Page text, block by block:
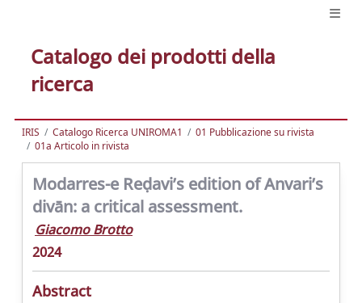
Catalogo dei prodotti della
ricerca
IRIS Catalogo Ricerca UNIROMA1
01 Pubblicazione su rivista
01a Articolo in rivista
Modarres-e Reḍavi’s edition of Anvari’s
divān: a critical assessment.
Giacomo Brotto
2024
Abstract